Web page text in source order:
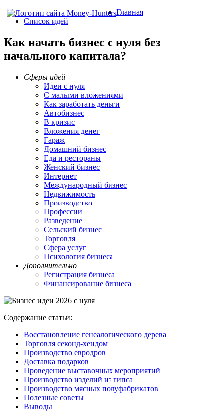
Главная
Список идей
Как начать бизнес с нуля без
начального капитала?
Сферы идей
Идеи с нуля
С малыми вложениями
Как заработать деньги
Автобизнес
В кризис
Вложения денег
Гараж
Домашний бизнес
Еда и рестораны
Женский бизнес
Интернет
Международный бизнес
Недвижимость
Производство
Профессии
Разведение
Сельский бизнес
Торговля
Сфера услуг
Психология бизнеса
Дополнительно
Регистрация бизнеса
Финансирование бизнеса
Содержание статьи:
Восстановление генеалогического дерева
Торговля секонд-хендом
Производство евродров
Доставка подарков
Проведение выставочных мероприятий
Производство изделий из гипса
Производство мясных полуфабрикатов
Полезные советы
Выводы